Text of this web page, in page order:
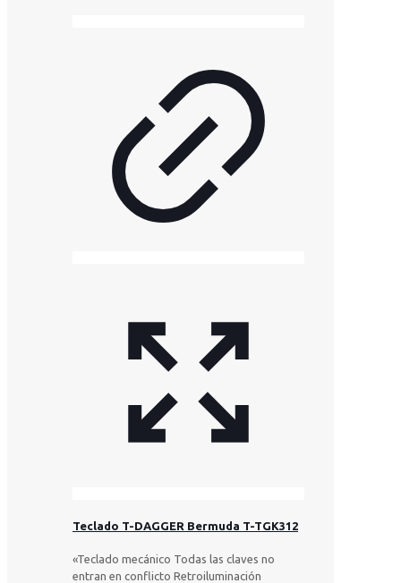
Teclado T-DAGGER Bermuda T-TGK312
«Teclado mecánico Todas las claves no
entran en conflicto Retroiluminación